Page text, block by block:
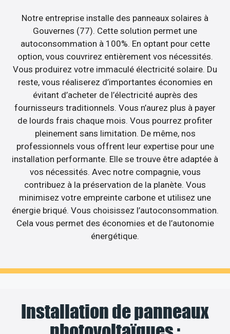
Notre entreprise installe des panneaux solaires à
Gouvernes (77). Cette solution permet une
autoconsommation à 100%. En optant pour cette
option, vous couvrirez entièrement vos nécessités.
Vous produirez votre immaculé électricité solaire. Du
reste, vous réaliserez d’importantes économies en
évitant d’acheter de l’électricité auprès des
fournisseurs traditionnels. Vous n’aurez plus à payer
de lourds frais chaque mois. Vous pourrez profiter
pleinement sans limitation. De même, nos
professionnels vous offrent leur expertise pour une
installation performante. Elle se trouve être adaptée à
vos nécessités. Avec notre compagnie, vous
contribuez à la préservation de la planète. Vous
minimisez votre empreinte carbone et utilisez une
énergie briqué. Vous choisissez l’autoconsommation.
Cela vous permet des économies et de l’autonomie
énergétique.
Installation de panneaux